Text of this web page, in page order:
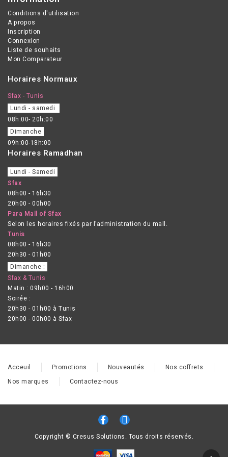
adaptée aux plus jeunes.
Conditions d'utilisation
A propos
Inscription
Connexion
Liste de souhaits
Mon Comparateur
Horaires Normaux
Sfax - Tunis
Lundi - samedi
08h:00- 20h:00
Dimanche
09h:00-18h:00
Horaires Ramadhan
Lundi - Samedi
Sfax
08h00 - 16h30
20h00 - 00h00
Para Mall of Sfax
Selon les horaires fixés par l’administration du mall.
Tunis
08h00 - 16h30
20h30 - 01h00
Dimanche :
Sfax & Tunis
Matin : 09h00 - 16h00
Soirée :
20h30 - 01h00 à Tunis
20h00 - 00h00 à Sfax
Acceuil Promotions Nouveautés
Nos coffrets
Nos marques
Contactez-nous
Copyright © Cresus Solutions. Tous droits réservés.